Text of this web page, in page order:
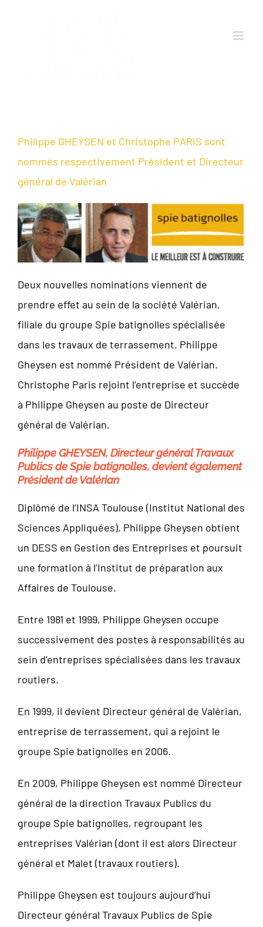
Philippe GHEYSEN et Christophe PARIS sont
nommés respectivement Président et Directeur
général de Valérian
Deux nouvelles nominations viennent de
prendre effet au sein de la société Valérian,
filiale du groupe Spie batignolles spécialisée
dans les travaux de terrassement. Philippe
Gheysen est nommé Président de Valérian.
Christophe Paris rejoint l’entreprise et succède
à Philippe Gheysen au poste de Directeur
général de Valérian.
Philippe GHEYSEN, Directeur général Travaux
Publics de Spie batignolles, devient également
Président de Valérian
Diplômé de l’INSA Toulouse (Institut National des
Sciences Appliquées), Philippe Gheysen obtient
un DESS en Gestion des Entreprises et poursuit
une formation à l’Institut de préparation aux
Affaires de Toulouse.
Entre 1981 et 1999, Philippe Gheysen occupe
successivement des postes à responsabilités au
sein d’entreprises spécialisées dans les travaux
routiers.
En 1999, il devient Directeur général de Valérian,
entreprise de terrassement, qui a rejoint le
groupe Spie batignolles en 2006.
En 2009, Philippe Gheysen est nommé Directeur
général de la direction Travaux Publics du
groupe Spie batignolles, regroupant les
entreprises Valérian (dont il est alors Directeur
général et Malet (travaux routiers).
Philippe Gheysen est toujours aujourd’hui
Directeur général Travaux Publics de Spie